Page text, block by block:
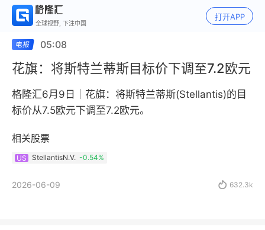
全球视野, 下注中国
打开APP
05:08
花旗：将斯特兰蒂斯目标价下调至7.2欧元
格隆汇6月9日｜花旗：将斯特兰蒂斯(Stellantis)的目
标价从7.5欧元下调至7.2欧元。
相关股票
US StellantisN.V. -0.54%
2026-06-09  632.3k